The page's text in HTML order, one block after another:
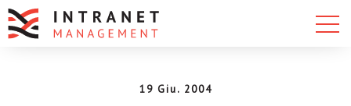
19 Giu. 2004